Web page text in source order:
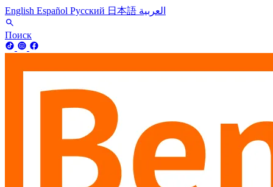
English Español Русский 日本語 العربية
Поиск